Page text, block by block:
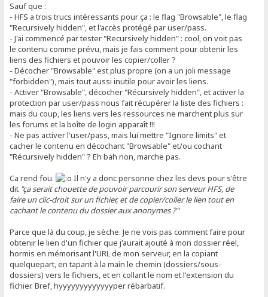
Sauf que :
- HFS a trois trucs intéressants pour ça : le flag "Browsable", le flag
"Recursively hidden", et l'accès protégé par user/pass.
- J'ai commencé par tester "Recursively hidden" : cool, on voit pas
le contenu comme prévu, mais je fais comment pour obtenir les
liens des fichiers et pouvoir les copier/coller ?
- Décocher "Browsable" est plus propre (on a un joli message
"forbidden"), mais tout aussi inutile pour avoir les liens.
- Activer "Browsable", décocher "Récursively hidden", et activer la
protection par user/pass nous fait récupérer la liste des fichiers :
mais du coup, les liens vers les ressources ne marchent plus sur
les forums et la boîte de login apparaît !!!
- Ne pas activer l'user/pass, mais lui mettre "Ignore limits" et
cacher le contenu en décochant "Browsable" et/ou cochant
"Récursively hidden" ? Eh bah non, marche pas.
Ca rend fou.
Il n'y a donc personne chez les devs pour s'être
dit "ça serait chouette de pouvoir parcourir son serveur HFS, de
faire un clic-droit sur un fichier, et de copier/coller le lien tout en
cachant le contenu du dossier aux anonymes ?"
Parce que là du coup, je sèche. Je ne vois pas comment faire pour
obtenir le lien d'un fichier que j'aurait ajouté à mon dossier réel,
hormis en mémorisant l'URL de mon serveur, en la copiant
quelquepart, en tapant à la main le chemin (dossiers/sous-
dossiers) vers le fichiers, et en collant le nom et l'extension du
fichier. Bref, hyyyyyyyyyyyyyper rébarbatif.